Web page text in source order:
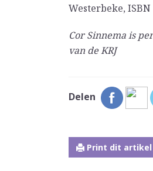
Westerbeke, ISBN
Cor Sinnema is
van de KRJ
Delen
Print dit artikel